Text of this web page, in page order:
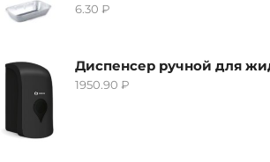
6.30 ₽
1950.90 ₽